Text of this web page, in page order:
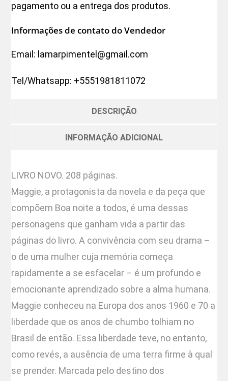
pagamento ou a entrega dos produtos.
Informações de contato do Vendedor
Email: lamarpimentel@gmail.com
Tel/Whatsapp: +5551981811072
DESCRIÇÃO
INFORMAÇÃO ADICIONAL
LIVRO NOVO. 208 páginas.
Maggie, a protagonista da novela e da peça que
compõem Boa noite a todos, é uma dessas
personagens que ganham vida a partir das
páginas do livro. A convivência com seu drama –
o de uma mulher cuja memória começa
rapidamente a se esfacelar – é um profundo e
emocionante aprendizado sobre a alma humana.
Maggie conheceu na Europa dos anos 1960 e 70 a
liberdade que os anos de chumbo tolhiam no
Brasil de então. Essa liberdade teve, no entanto,
como revés, a ausência de uma terra firme à qual
se prender. Marcada pelo destino dos